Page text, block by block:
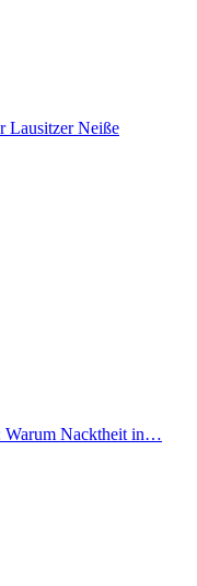
Lausitzer Neiße
Warum Nacktheit in…